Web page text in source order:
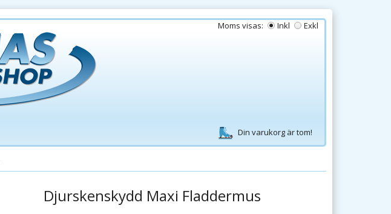
Moms visas: Inkl Exkl
Din varukorg är tom!
Djurskenskydd Maxi Fladdermus